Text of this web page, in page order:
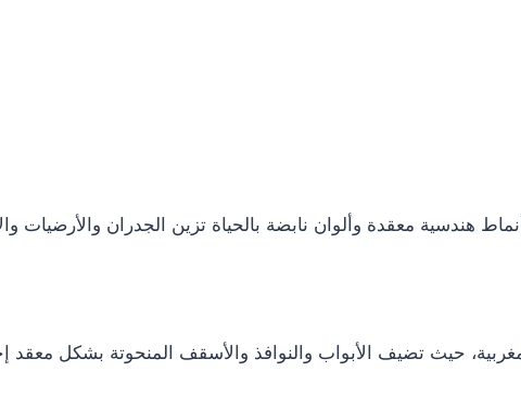
هندسية معقدة وألوان نابضة بالحياة تزين الجدران والأرضيات
حيث تضيف الأبواب والنوافذ والأسقف المنحوتة بشكل